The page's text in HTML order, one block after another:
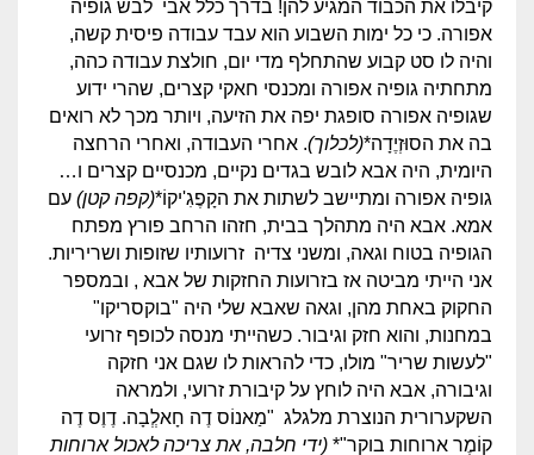
קיבלו את הכבוד המגיע להן! בדרך כלל אבי לבש גופיה
אפורה. כי כל ימות השבוע הוא עבד עבודה פיסית קשה,
והיה לו סט קבוע שהתחלף מדי יום, חולצת עבודה כהה,
מתחתיה גופיה אפורה ומכנסי חאקי קצרים, שהרי ידוע
שגופיה אפורה סופגת יפה את הזיעה, ויותר מכך לא רואים
בה את הסוּזְיֶדָה*(לכלוך). אחרי העבודה, ואחרי הרחצה
היומית, היה אבא לובש בגדים נקיים, מכנסיים קצרים ו…
גופיה אפורה ומתיישב לשתות את הקָפֶגִ'יקוֹ*(קפה קטן) עם
אמא. אבא היה מתהלך בבית, חזהו הרחב פורץ מפתח
הגופיה בטוח וגאה, ומשני צדיה זרועותיו שזופות ושריריות.
אני הייתי מביטה אז בזרועות החזקות של אבא , ובמספר
החקוק באחת מהן, וגאה שאבא שלי היה "בוקסריקו"
במחנות, והוא חזק וגיבור. כשהייתי מנסה לכופף זרועי
"לעשות שריר" מולו, כדי להראות לו שגם אני חזקה
וגיבורה, אבא היה לוחץ על קיבורת זרועי, ולמראה
השקערורית הנוצרת מלגלג "מַאנוֹס דֶה חָאלְְבָה. דֶוֶס דֶה
קוֹמֶר ארוחות בוקר"* (ידי חלבה, את צריכה לאכול ארוחות